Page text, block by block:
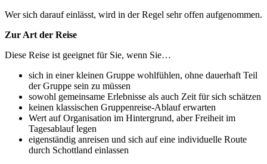
Wer sich darauf einlässt, wird in der Regel sehr offen aufgenommen.
Zur Art der Reise
Diese Reise ist geeignet für Sie, wenn Sie…
sich in einer kleinen Gruppe wohlfühlen, ohne dauerhaft Teil
der Gruppe sein zu müssen
sowohl gemeinsame Erlebnisse als auch Zeit für sich schätzen
keinen klassischen Gruppenreise-Ablauf erwarten
Wert auf Organisation im Hintergrund, aber Freiheit im
Tagesablauf legen
eigenständig anreisen und sich auf eine individuelle Route
durch Schottland einlassen